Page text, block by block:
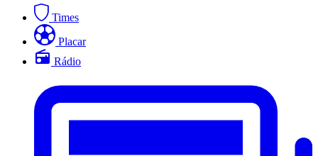
Times
Placar
Rádio